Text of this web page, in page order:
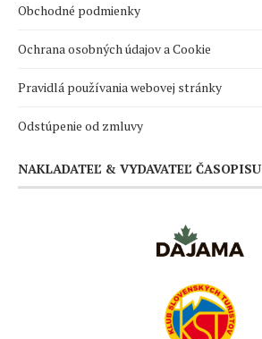
Obchodné podmienky
Ochrana osobných údajov a Cookie
Pravidlá používania webovej stránky
Odstúpenie od zmluvy
NAKLADATEĽ & VYDAVATEĽ ČASOPISU